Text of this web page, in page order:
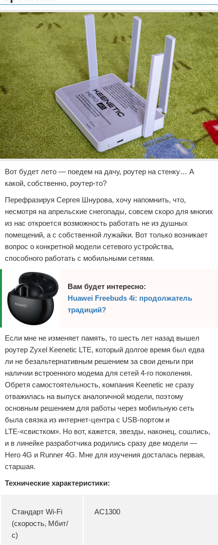
Разное
Право
Отказ от ответственности
Вот будет лето — поедем на дачу, роутер на стенку… А
какой, собственно, роутер-то?
Перефразируя Сергея Шнурова, хочу напомнить, что,
несмотря на апрельские снегопады, совсем скоро для многих
из нас откроется возможность работать не из душных
помещений, а с собственной лужайки. Вот только возникает
вопрос о конкретной модели сетевого устройства,
способного работать с мобильными сетями.
Вам будет интересно:
Huawei Freebuds 4i: продолжатель
традиций?
Если мне не изменяет память, то шесть лет назад вышел
роутер Zyxel Keenetic LTE, который долгое время был едва
ли не безальтернативным решением за свои деньги при
наличии встроенного модема для сетей 4-го поколения.
Обретя самостоятельность, компания Keenetic не сразу
отважилась на выпуск аналогичной модели, поэтому
основным решением для работы через мобильную сеть
была связка из интернет-центра с USB-портом и
LTE-«свистком». Но вот, кажется, звезды, наконец, сошлись,
и в линейке разработчика родились сразу две модели —
Hero 4G и Runner 4G. Мне для изучения досталась первая,
старшая.
Технические характеристики:
Стандарт Wi-Fi
(скорость, Мбит/
с)
AC1300